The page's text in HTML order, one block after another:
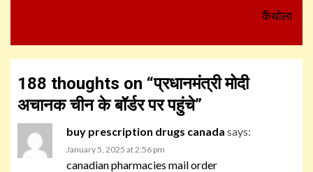
कैंथोला
188 thoughts on “प्रधानमंत्री मोदी
अचानक चीन के बॉर्डर पर पहुंचे”
buy prescription drugs canada says:
January 5, 2025 at 2:56 pm
canadian pharmacies mail order